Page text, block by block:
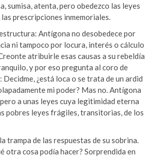
sumisa, atenta, pero obedezco las leyes
prescripciones inmemoriales.
Antígona no desobedece por
ni tampoco por locura, interés o cálculo
atribuirle esas causas a su rebeldía
y por eso pregunta al coro de
¿está loca o se trata de un ardid
mi poder? Mas no. Antígona
a unas leyes cuya legitimidad eterna
pobres leyes frágiles, transitorias, de los
trampa de las respuestas de su sobrina.
otra cosa podía hacer? Sorprendida en